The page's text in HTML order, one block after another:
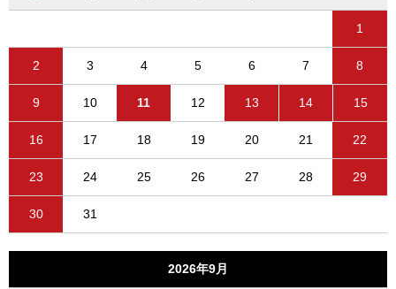
1
2 3 4 5 6 7 8
9 10 11 12 13 14 15
16 17 18 19 20 21 22
23 24 25 26 27 28 29
30 31
2026年9月